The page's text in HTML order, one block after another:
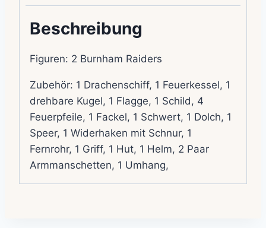
Beschreibung
Figuren: 2 Burnham Raiders
Zubehör: 1 Drachenschiff, 1 Feuerkessel, 1
drehbare Kugel, 1 Flagge, 1 Schild, 4
Feuerpfeile, 1 Fackel, 1 Schwert, 1 Dolch, 1
Speer, 1 Widerhaken mit Schnur, 1
Fernrohr, 1 Griff, 1 Hut, 1 Helm, 2 Paar
Armmanschetten, 1 Umhang,